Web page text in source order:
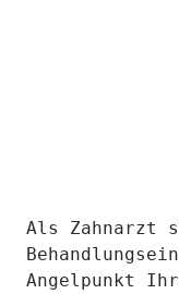
Als Zahnarzt
Angelpunkt